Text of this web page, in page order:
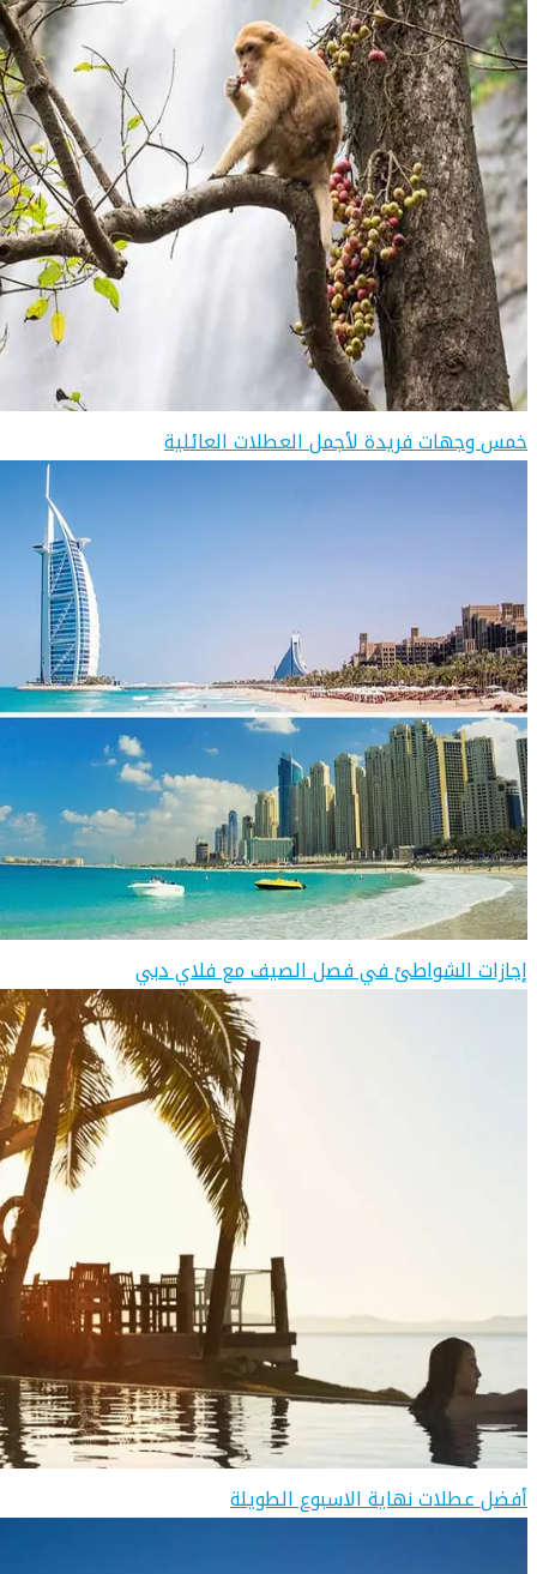
خمس وجهات فريدة لأجمل العطلات العائلية
إجازات الشواطئ في فصل الصيف مع فلاي دبي
أفضل عطلات نهاية الاسبوع الطويلة